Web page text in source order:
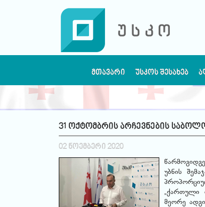
ᲛᲗᲐᲕᲐᲠᲘ ᲣᲡᲙᲝᲡ ᲨᲔᲡᲐᲮᲔᲑ
31 ოქტომბრის არჩევნების
02 ნოემბერი 2020
უბნის
„ქართული
მეორე